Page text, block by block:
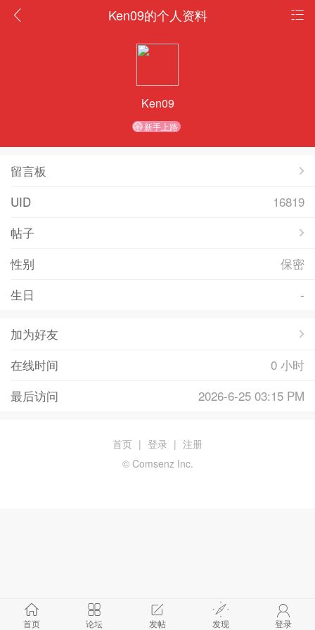
Ken09的个人资料
Ken09
新手上路
留言板
UID
16819
帖子
性别
保密
生日
-
加为好友
在线时间
0 小时
最后访问
2026-6-25 03:15 PM
首页 论坛 发帖 发现 登录
首页 | 登录 | 注册
© Comsenz Inc.